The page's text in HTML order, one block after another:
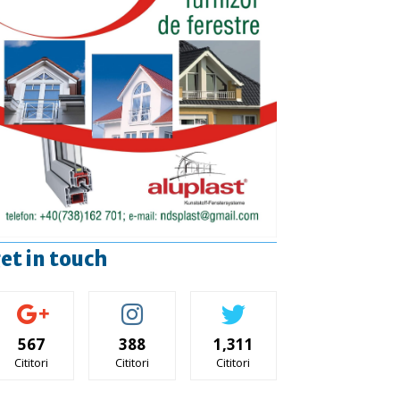
in touch
567
Cititori
388
Cititori
1,311
Cititori